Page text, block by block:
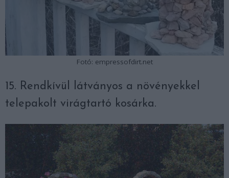
Fotó: empressofdirt.net
15. Rendkívül látványos a növényekkel
telepakolt virágtartó kosárka.